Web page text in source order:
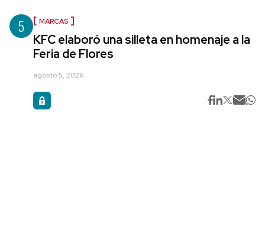
5 MARCAS
KFC elaboró una silleta en homenaje a la
Feria de Flores
agosto 5, 2026